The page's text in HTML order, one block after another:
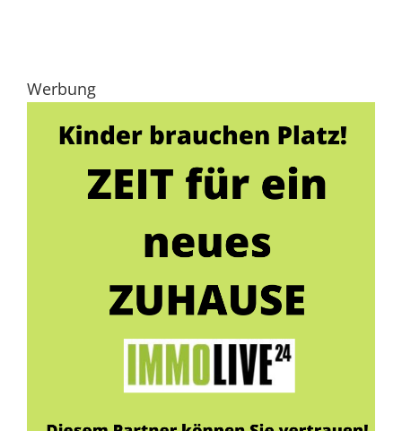
Werbung